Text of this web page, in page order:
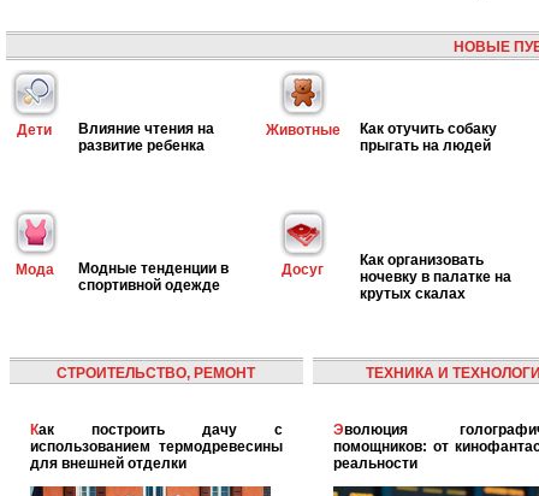
НОВЫЕ
Дети
Влияние чтения на
развитие ребенка
Животные
Как отучить собаку
прыгать на людей
Мода
Модные тенденции в
спортивной одежде
Досуг
Как организовать
ночевку в палатке на
крутых скалах
СТРОИТЕЛЬСТВО, РЕМОНТ
Как построить дачу с
использованием термодревесины
для внешней отделки
ТЕХНИКА И
Эволюция голографических
помощников: от
реальности